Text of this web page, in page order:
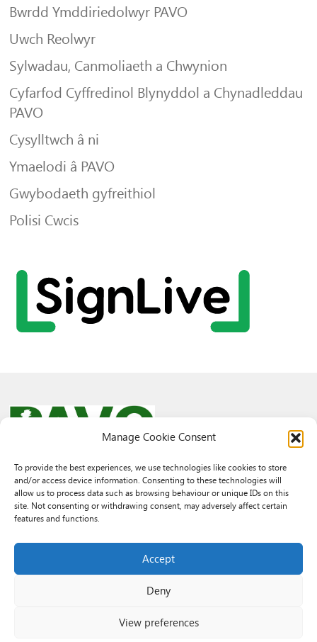
Manage Cookie Consent
To provide the best experiences, we use technologies like cookies to store
and/or access device information. Consenting to these technologies will
allow us to process data such as browsing behaviour or unique IDs on this
site. Not consenting or withdrawing consent, may adversely affect certain
features and functions.
Accept
Deny
View preferences
Bwrdd Ymddiriedolwyr PAVO
Uwch Reolwyr
Sylwadau, Canmoliaeth a Chwynion
Cyfarfod Cyffredinol Blynyddol a Chynadleddau
PAVO
Cysylltwch â ni
Ymaelodi â PAVO
Gwybodaeth gyfreithiol
Polisi Cwcis
© 2026 PAVO all rights reserved.
Rhif Elusen Gofrestredig: 1069557. Cwmni Cyfyngedig drwy warant
3522144. Wedi ei gofrestru yng Nghymru.
3522144. Registered in Wales